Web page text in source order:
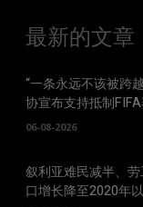
最新的文章
“一条永远不该被跨
协宣布支持抵制
06-08-2026
叙利亚难民减半、
口增长降至2020年